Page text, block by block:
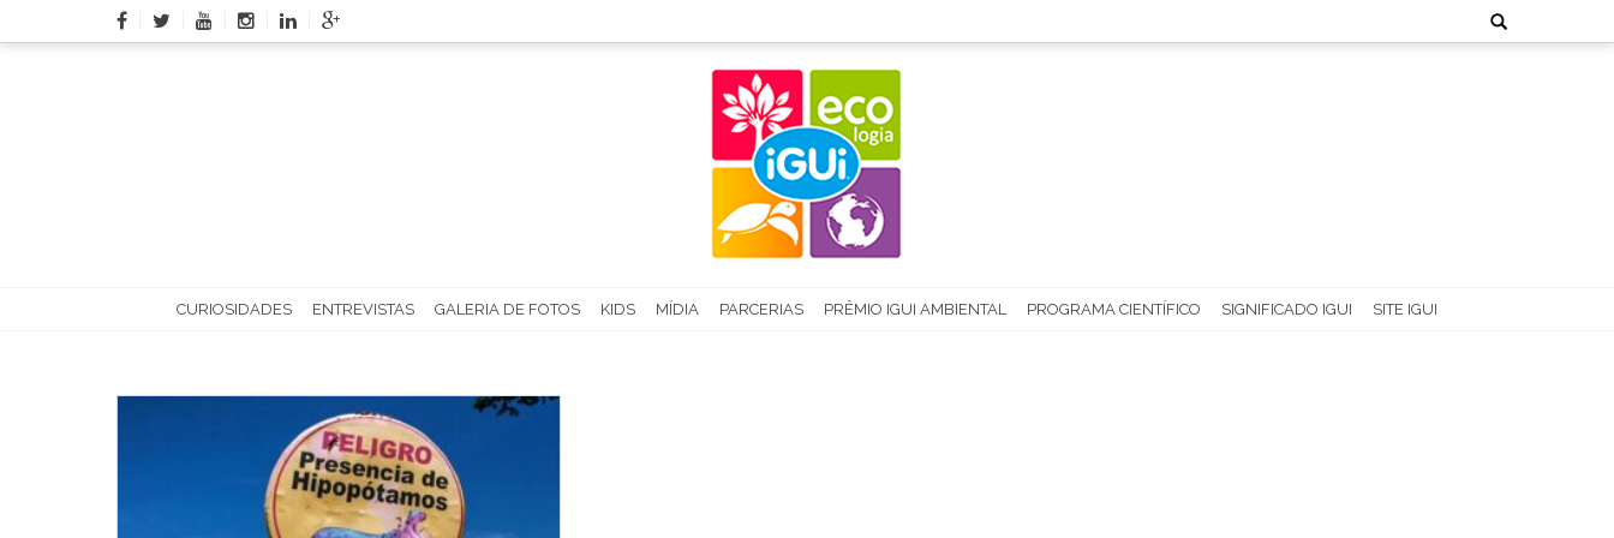
to
Search
for:
CURIOSIDADES ENTREVISTAS GALERIA DE FOTOS KIDS MÍDIA PARCERIAS PRÊMIO IGUI AMBIENTAL PROGRAMA CIENTÍFICO SIGNIFICADO IGUI SITE IGUI